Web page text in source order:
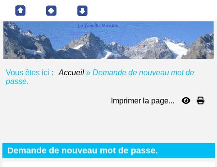
Vous êtes ici : Accueil » Demande de nouveau mot de
passe.
Imprimer la page...
Demande de nouveau mot de passe.